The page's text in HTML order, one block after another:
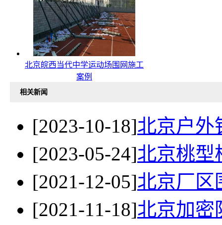
北京皖西当代中学运动场围网施工
案例
相关新闻
[2023-10-18]北京户外
[2023-05-24]北京桃型
[2021-12-05]北京厂区
[2021-11-18]北京加密